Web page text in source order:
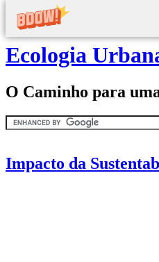
Ecologia
O Caminho para
Impacto da